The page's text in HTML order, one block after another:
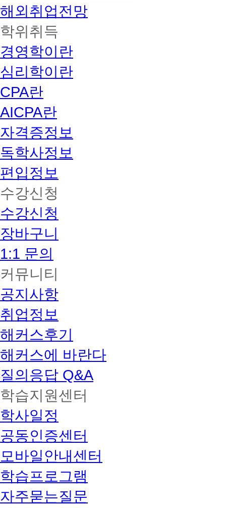
해외취업전망
학위취득
경영학이란
심리학이란
CPA란
AICPA란
자격증정보
독학사정보
편입정보
수강신청
수강신청
장바구니
1:1 문의
커뮤니티
공지사항
취업정보
해커스후기
해커스에 바란다
질의응답 Q&A
학습지원센터
학사일정
공동인증센터
모바일안내센터
학습프로그램
자주묻는질문